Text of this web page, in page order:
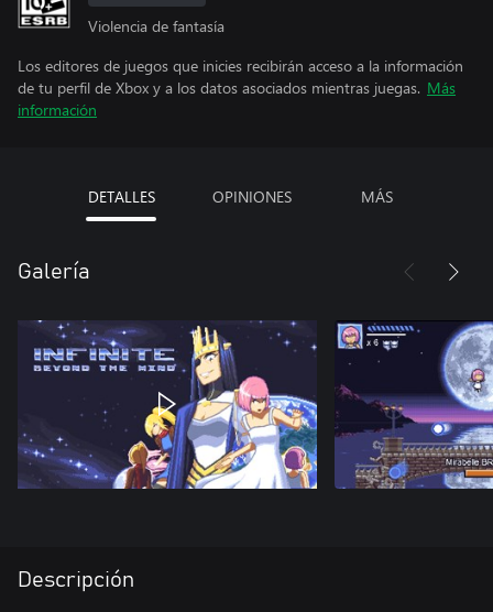
Violencia de fantasía
Los editores de juegos que inicies recibirán acceso a la información
de tu perfil de Xbox y a los datos asociados mientras juegas. Más
información
DETALLES OPINIONES MÁS
Galería
Descripción